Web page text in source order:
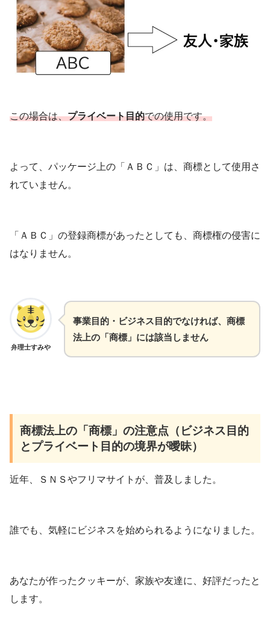
この場合は、プライベート目的での使用です。
よって、パッケージ上の「ＡＢＣ」は、商標として使用さ
れていません。
「ＡＢＣ」の登録商標があったとしても、商標権の侵害に
はなりません。
弁理士すみや
事業目的・ビジネス目的でなければ、商標
法上の「商標」には該当しません
商標法上の「商標」の注意点（ビジネス目的
とプライベート目的の境界が曖昧）
近年、ＳＮＳやフリマサイトが、普及しました。
誰でも、気軽にビジネスを始められるようになりました。
あなたが作ったクッキーが、家族や友達に、好評だったと
します。